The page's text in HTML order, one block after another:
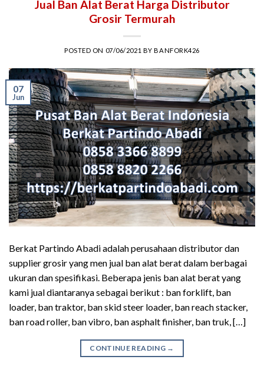
Jual Ban Alat Berat Harga Distributor
Grosir Termurah
POSTED ON 07/06/2021 BYBANFORK426
07
Jun
Berkat Partindo Abadi adalah perusahaan distributor dan
supplier grosir yang men jual ban alat berat dalam berbagai
ukuran dan spesifikasi. Beberapa jenis ban alat berat yang
kami jual diantaranya sebagai berikut : ban forklift, ban
loader, ban traktor, ban skid steer loader, ban reach stacker,
ban road roller, ban vibro, ban asphalt finisher, ban truk, […]
CONTINUE READING →